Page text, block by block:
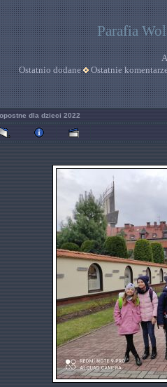
Parafia
Ostatnio dodane
Ostatnie
dla dzieci 2022